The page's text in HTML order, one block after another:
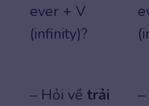
ever + V
(infinity)?
– Hỏi về trải
–